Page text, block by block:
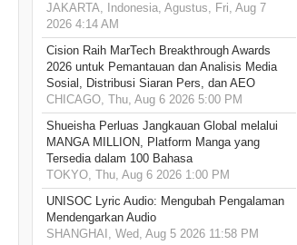
JAKARTA, Indonesia, Agustus, Fri, Aug 7
2026 4:14 AM
Cision Raih MarTech Breakthrough Awards
2026 untuk Pemantauan dan Analisis Media
Sosial, Distribusi Siaran Pers, dan AEO
CHICAGO, Thu, Aug 6 2026 5:00 PM
Shueisha Perluas Jangkauan Global melalui
MANGA MILLION, Platform Manga yang
Tersedia dalam 100 Bahasa
TOKYO, Thu, Aug 6 2026 1:00 PM
UNISOC Lyric Audio: Mengubah Pengalaman
Mendengarkan Audio
SHANGHAI, Wed, Aug 5 2026 11:58 PM